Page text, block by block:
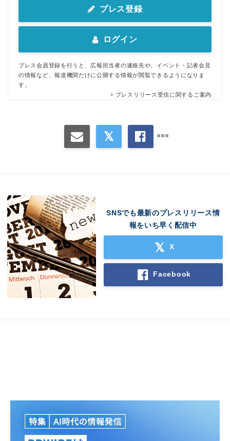
プレス登録
ログイン
プレス会員登録を行うと、広報担当者の連絡先や、イベント・記者会見
の情報など、報道機関だけに公開する情報が閲覧できるようになりま
す。
プレスリリース受信に関するご案内
SNSでも最新のプレスリリース情
報をいち早く配信中
X
Facebook